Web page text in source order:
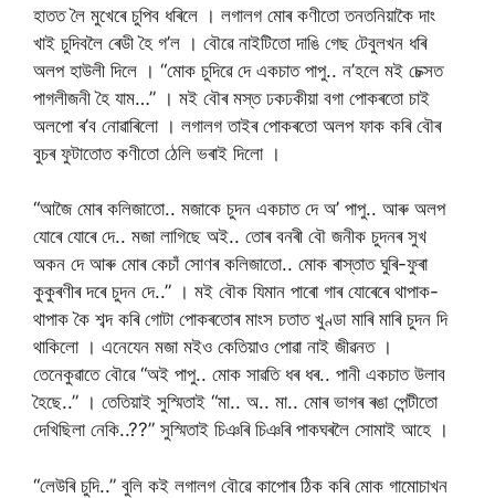
হাতত লৈ মুখেৰে চুপিব ধৰিলে । লগালগ মোৰ কণীতো তনতনিয়াকৈ দাং
খাই চুদিবলৈ ৰেডী হৈ গ’ল । বৌৱে নাইটিতো দাঙি গেছ টেবুলখন ধৰি
অলপ হাউলী দিলে । “মোক চুদিৱে দে একচাত পাপু.. ন’হলে মই চেক্সত
পাগলীজনী হৈ যাম…” । মই বৌৰ মস্ত ঢকঢকীয়া বগা পোকৰতো চাই
অলপো ৰ’ব নোৱাৰিলো । লগালগ তাইৰ পোকৰতো অলপ ফাক কৰি বৌৰ
বুচৰ ফুটাতোত কণীতো ঠেলি ভৰাই দিলো ।
“আজৈ মোৰ কলিজাতো.. মজাকে চুদন একচাত দে অ’ পাপু.. আৰু অলপ
যোৰে যোৰে দে.. মজা লাগিছে অই.. তোৰ বনৰী বৌ জনীক চুদনৰ সুখ
অকন দে আৰু মোৰ কেচাঁ সোণৰ কলিজাতো.. মোক ৰাস্তাত ঘুৰি-ফুৰা
কুকুৰণীৰ দৰে চুদন দে..” । মই বৌক যিমান পাৰো গাৰ যোৰেৰে থাপাক-
থাপাক কৈ শব্দ কৰি গোটা পোকৰতোৰ মাংস চতাত খুণ্ডা মাৰি মাৰি চুদন দি
থাকিলো । এনেযেন মজা মইও কেতিয়াও পোৱা নাই জীৱনত ।
তেনেকুৱাতে বৌৱে “অই পাপু.. মোক সাৱতি ধৰ ধৰ.. পানী একচাত উলাব
হৈছে..” । তেতিয়াই সুস্মিতাই “মা.. অ.. মা.. মোৰ ভাগৰ ৰঙা পেন্টীতো
দেখিছিলা নেকি..??” সুস্মিতাই চিঞৰি চিঞৰি পাকঘৰলৈ সোমাই আহে ।
“লেউৰি চুদি..” বুলি কই লগালগ বৌৱে কাপোৰ ঠিক কৰি মোক গামোচাখন